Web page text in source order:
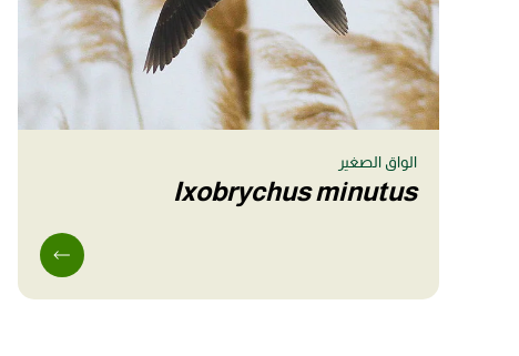
الواق الصغير
Ixobrychus minutus